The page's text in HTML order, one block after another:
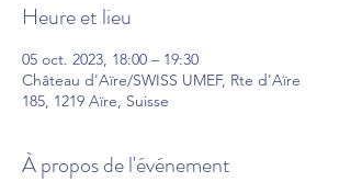
Heure et lieu
05 oct. 2023, 18:00 – 19:30
Château d'Aïre/SWISS UMEF, Rte d'Aïre
185, 1219 Aïre, Suisse
À propos de l'événement